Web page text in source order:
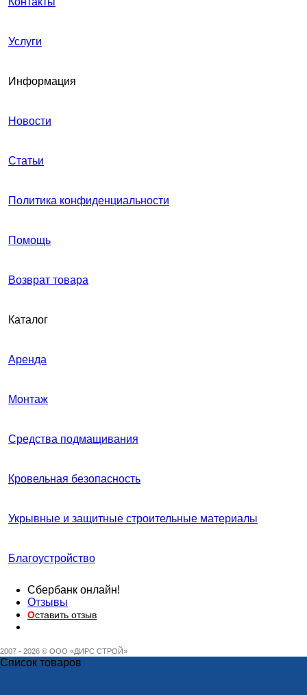
Услуги
Информация
Новости
Статьи
Политика конфиденциальности
Помощь
Возврат товара
Каталог
Аренда
Монтаж
Средства подмащивания
Кровельная безопасность
Укрывные и защитные строительные материалы
Благоустройство
Сбербанк онлайн!
Отзывы
Оставить отзыв
2007 - 2026 © ООО «ДИРС СТРОЙ»
Список товаров